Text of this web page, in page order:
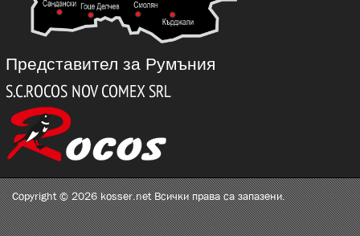
Представител за Румъния
Copyright © 2026 kosser.net Всички права са запазени.